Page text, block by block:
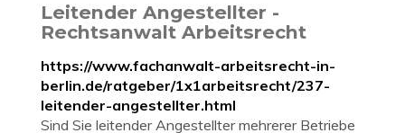
Leitender Angestellter -
Rechtsanwalt Arbeitsrecht
https://www.fachanwalt-arbeitsrecht-in-
berlin.de/ratgeber/1x1arbeitsrecht/237-
leitender-angestellter.html
Sind Sie leitender Angestellter mehrerer Betriebe